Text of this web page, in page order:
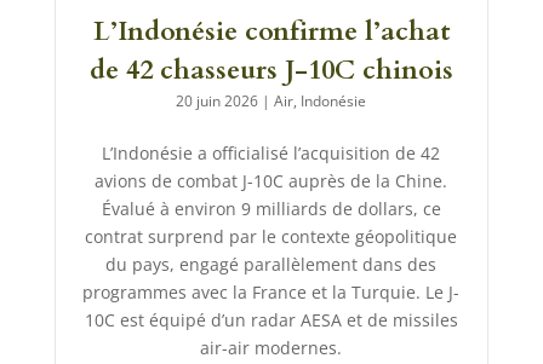
L’Indonésie confirme l’achat
de 42 chasseurs J-10C chinois
20 juin 2026 |Air, Indonésie
L’Indonésie a officialisé l’acquisition de 42
avions de combat J-10C auprès de la Chine.
Évalué à environ 9 milliards de dollars, ce
contrat surprend par le contexte géopolitique
du pays, engagé parallèlement dans des
programmes avec la France et la Turquie. Le J-
10C est équipé d’un radar AESA et de missiles
air-air modernes.